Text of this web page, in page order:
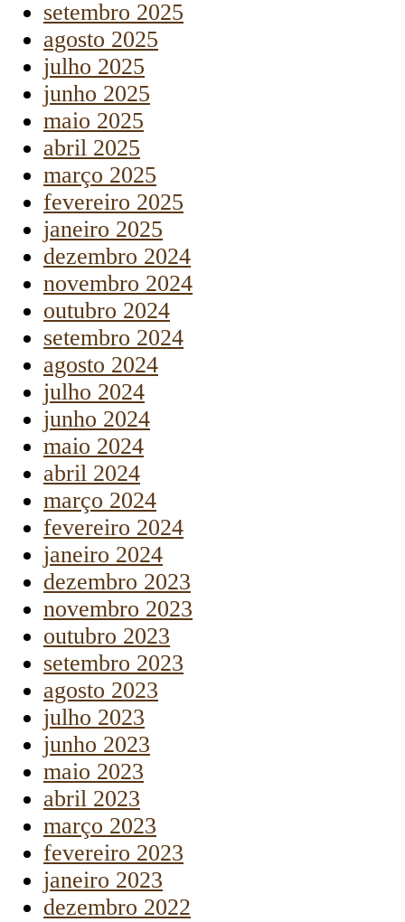
setembro 2025
agosto 2025
julho 2025
junho 2025
maio 2025
abril 2025
março 2025
fevereiro 2025
janeiro 2025
dezembro 2024
novembro 2024
outubro 2024
setembro 2024
agosto 2024
julho 2024
junho 2024
maio 2024
abril 2024
março 2024
fevereiro 2024
janeiro 2024
dezembro 2023
novembro 2023
outubro 2023
setembro 2023
agosto 2023
julho 2023
junho 2023
maio 2023
abril 2023
março 2023
fevereiro 2023
janeiro 2023
dezembro 2022